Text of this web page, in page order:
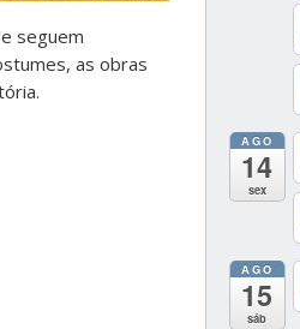
seguem
as obras
AGO
14
sex
AGO
15
sáb